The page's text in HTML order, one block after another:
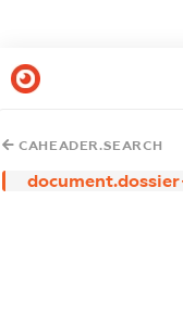
CAHEADER.SEARCH
document.dossier